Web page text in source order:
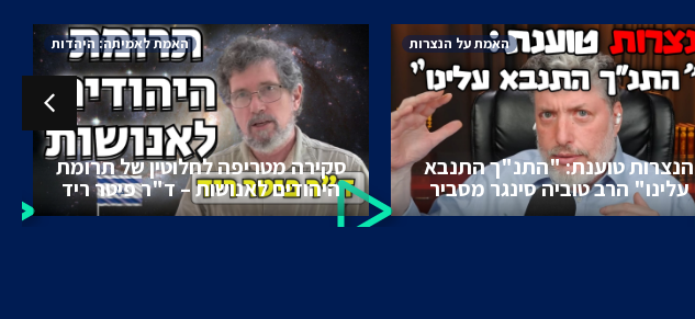
האמת על הנצרות
הנצרות טוענת: "התנ"ך התנבא
עלינו" הרב טוביה סינגר מסביר
האמת לאמיתה: היהדות
סקירה מטריפה לחלוטין של תרומת
היהודים לאנושות – ד"ר פיטר ריד